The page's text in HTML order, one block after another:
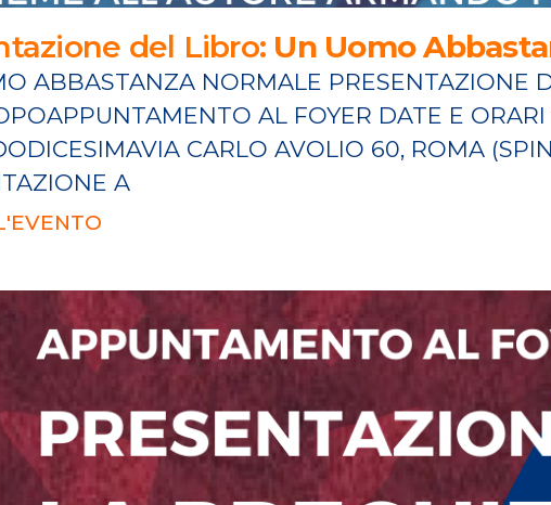
del Libro: Un Uomo
ABBASTANZA NORMALE PRESENTAZIONE
AL FOYER DATE E
CARLO AVOLIO 60, ROMA
A